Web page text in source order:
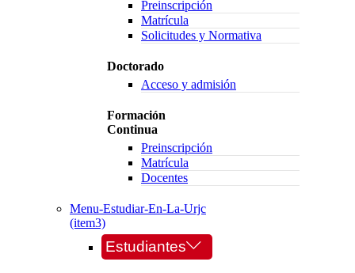
Preinscripción
Matrícula
Solicitudes y Normativa
Doctorado
Acceso y admisión
Formación
Continua
Preinscripción
Matrícula
Docentes
Menu-Estudiar-En-La-Urjc
(item3)
Estudiantes